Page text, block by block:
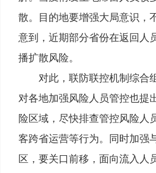
散。目的地要增强大局意识，
意到，近期部分省份在返回人
播扩散风险。
对此，联防联控机制综合
对各地加强风险人员管控也提
险区域，尽快排查管控风险人
客跨省运营等行为。同时加强
区，要关口前移，面向流入人